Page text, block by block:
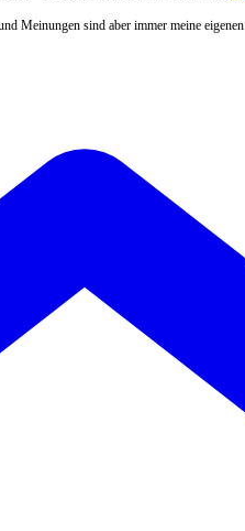
Meinungen sind aber immer meine eigenen.